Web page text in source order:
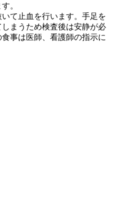
。
て止血を行います。手足を
まうため検査後は安静が必
事は医師、看護師の指示に